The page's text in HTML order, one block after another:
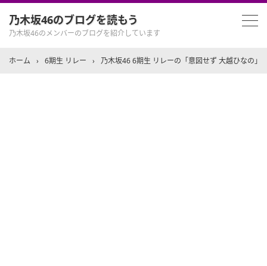
乃木坂46のブログを読もう
乃木坂46のメンバーのブログを紹介しています
ホーム › 6期生 リレー › 乃木坂46 6期生 リレーの「意図せず 大越ひなの」